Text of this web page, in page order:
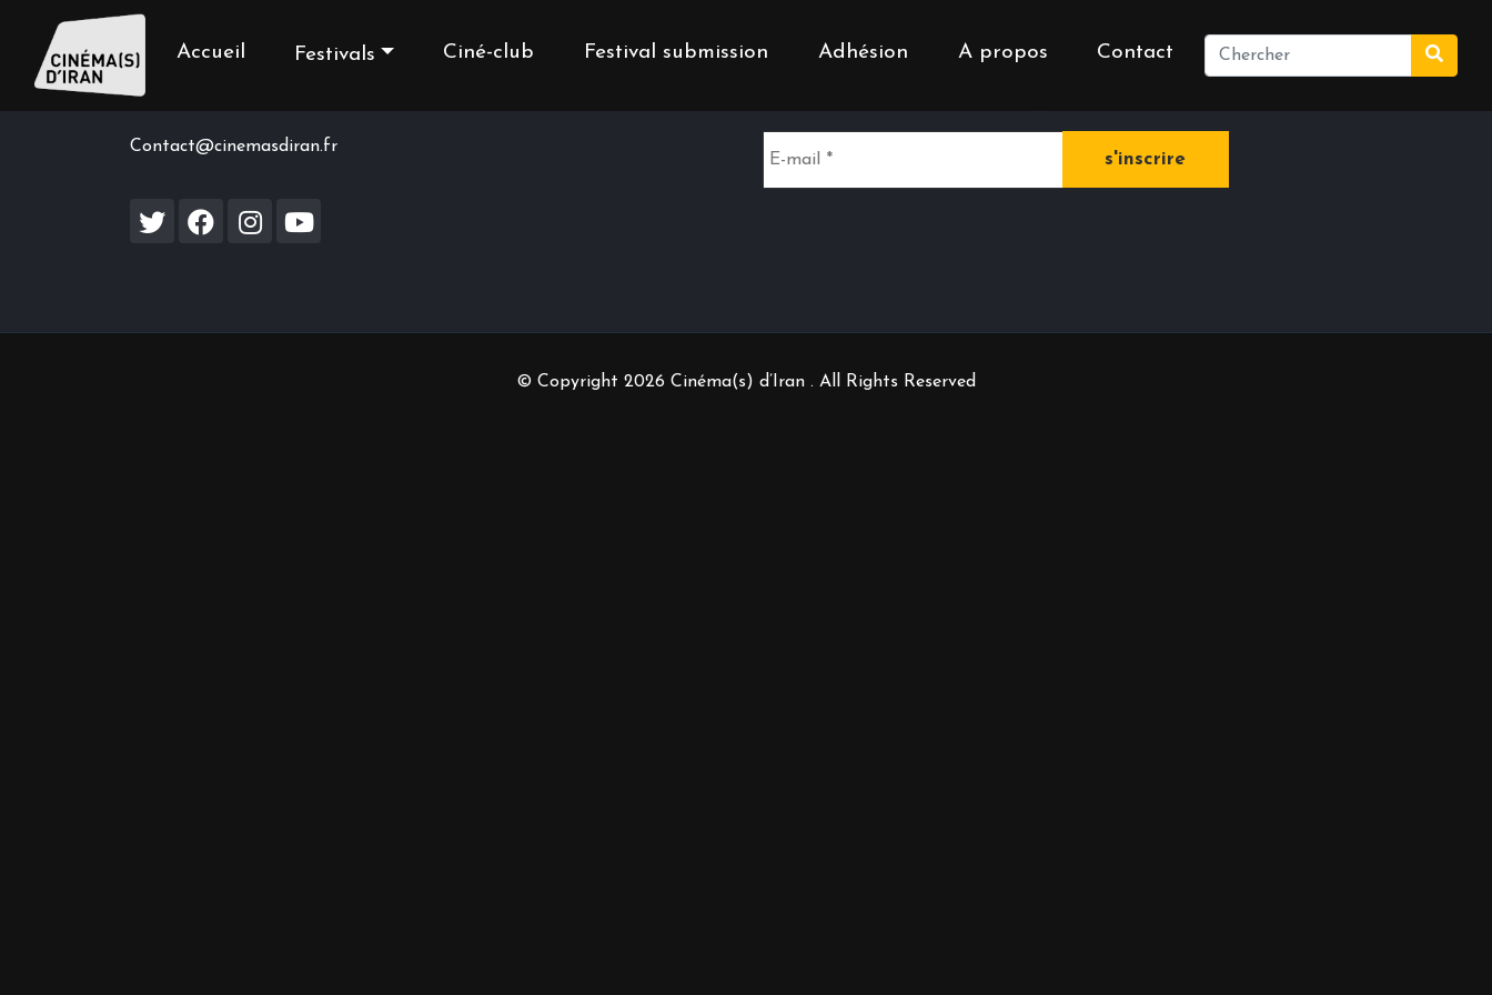
Accueil Festivals Ciné-club Festival submission Adhésion A propos Contact
Contact us
Contact@cinemasdiran.fr
Inscrivez-vous à notre newsletter
© Copyright 2026 Cinéma(s) d’Iran . All Rights Reserved